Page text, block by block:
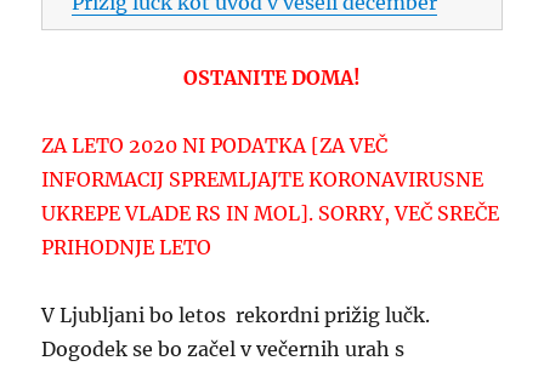
OSTANITE DOMA!
ZA LETO 2020 NI PODATKA [ZA VEČ
INFORMACIJ SPREMLJAJTE KORONAVIRUSNE
UKREPE VLADE RS IN MOL]. SORRY, VEČ SREČE
PRIHODNJE LETO
V Ljubljani bo letos rekordni prižig lučk.
Dogodek se bo začel v večernih urah s